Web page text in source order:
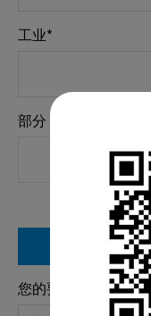
工业*
部分
您的要求 *